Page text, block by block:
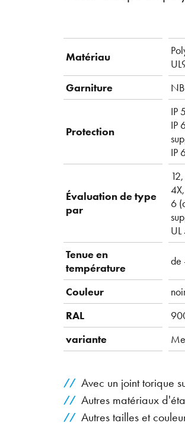
Matériau
Garniture
Protection
IP
IP
IP
Évaluation de type
par
12,
4X,
6
UL
Tenue en
température
de
Couleur
RAL
variante
Avec un joint torique
Autres matériaux
Autres tailles et